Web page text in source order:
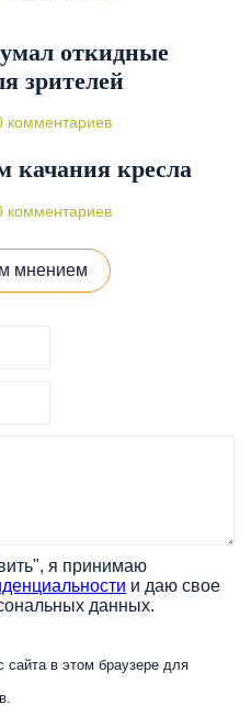
откидные
зрителей
комментариев
качания кресла
комментариев
мнением
я принимаю
и даю свое
данных.
в этом браузере для